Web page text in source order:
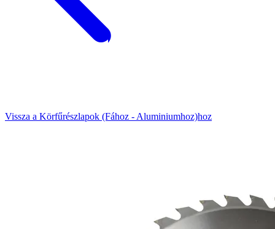
Vissza a Körfűrészlapok (Fához - Aluminiumhoz)hoz